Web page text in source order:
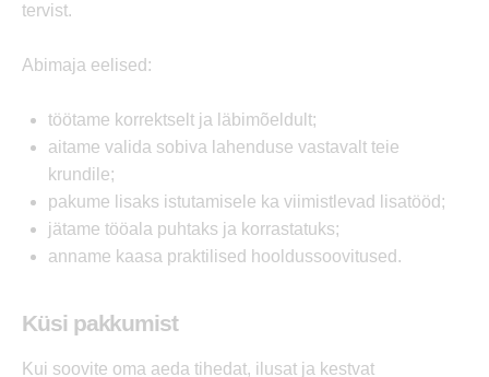
tervist.
Abimaja eelised:
töötame korrektselt ja läbimõeldult;
aitame valida sobiva lahenduse vastavalt teie
krundile;
pakume lisaks istutamisele ka viimistlevad lisatööd;
jätame tööala puhtaks ja korrastatuks;
anname kaasa praktilised hooldussoovitused.
Küsi pakkumist
Kui soovite oma aeda tihedat, ilusat ja kestvat